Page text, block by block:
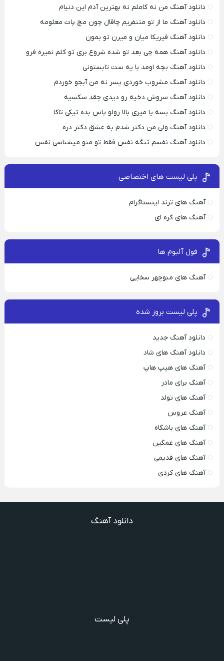
دانلود آهنگ من نه کاملم نه بهترین آدم این دنیام
دانلود آهنگ ما از تو متنفریم چاقال چون مچ پات معلومه
دانلود آهنگ فیریکا میان و میرن تو بمون
دانلود آهنگ همه چی بعد تو شده شروع بری تو کلم نمیره فرو
دانلود آهنگ بچه اومد با یه ست تابستونی
دانلود آهنگ مشروب خوردی پسر نه من آبجو خوردم
دانلود آهنگ سروش دخیه رو دیدی چقد سکسیه
دانلود آهنگ بسه یا میری بالا رولو پاس بده تیکی تاکا
دانلود آهنگ ولی من دکتر شدم به عشق دکتر دره
دانلود آهنگ نفسم تنگه نفس فقط تو منو میشناسی نفس
پلی لیست های اختصاصی
آهنگ های ترند اینستاگرام
آهنگ های کره ای
فول آلبوم ها
آهنگ های منوچهر سخایی
پلی لیست بروز شده
دانلود آهنگ جدید
دانلود آهنگ های شاد
آهنگ های هیپ هاپ
آهنگ برای مادر
آهنگ های تولد
آهنگ عروس
آهنگ های باشگاه
آهنگ های غمگین
آهنگ های قدیمی
آهنگ های کردی
دانلود آهنگ
پلی لیست